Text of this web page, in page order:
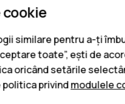
model. Nu
similare pentru a-ți
toate”, ești de
oricând setările
privindmodulele